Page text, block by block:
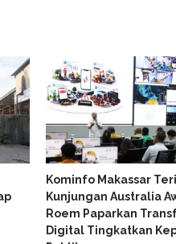
Kominfo Makassar
Kunjungan Australia
Roem Paparkan
Digital Tingkatkan